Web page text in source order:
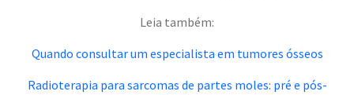
Leia também:
Quando consultar um especialista em tumores ósseos
Radioterapia para sarcomas de partes moles: pré e pós-